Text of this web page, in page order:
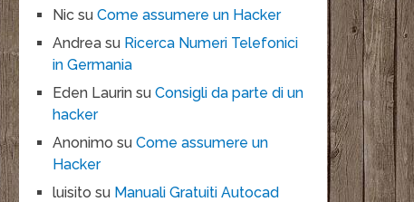
Nic suCome assumere un Hacker
Andrea su Ricerca Numeri Telefonici
in Germania
Eden Laurin suConsigli da parte di un
hacker
Anonimo suCome assumere un
Hacker
luisito su Manuali Gratuiti Autocad